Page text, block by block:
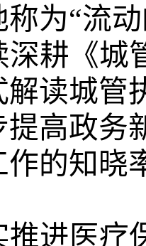
为“流
深耕《城
解读城管
提高政务
作的知晓
推进医疗